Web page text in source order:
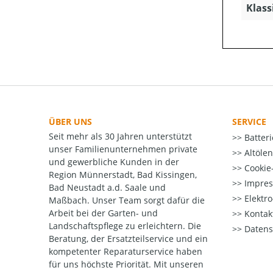
ÜBER UNS
Seit mehr als 30 Jahren unterstützt
unser Familienunternehmen private
und gewerbliche Kunden in der
Region Münnerstadt, Bad Kissingen,
Bad Neustadt a.d. Saale und
Maßbach. Unser Team sorgt dafür die
Arbeit bei der Garten- und
Landschaftspflege zu erleichtern. Die
Beratung, der Ersatzteilservice und ein
kompetenter Reparaturservice haben
für uns höchste Priorität. Mit unseren
SERVICE